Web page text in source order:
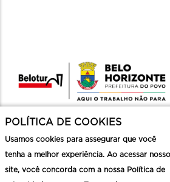
POLÍTICA DE COOKIES
Usamos cookies para assegurar que você
tenha a melhor experiência. Ao acessar nosso
site, você concorda com a nossa Política de